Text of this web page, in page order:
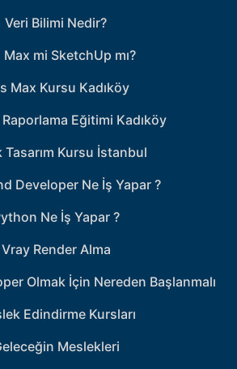
Veri Bilimi Nedir?
Max mi SketchUp mı?
Max Kursu Kadıköy
Eğitimi Kadıköy
Tasarım Kursu İstanbul
Developer Ne İş Yapar ?
Ne İş Yapar ?
Vray Render Alma
Olmak İçin Nereden Başlanmalı
Edindirme Kursları
Meslekleri